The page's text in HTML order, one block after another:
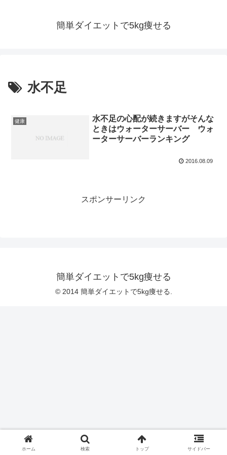
簡単ダイエットで5kg痩せる
水不足
健康
水不足の心配が続きますがそんな
ときはウォーターサーバー ウォ
ーターサーバーランキング
2016.08.09
スポンサーリンク
簡単ダイエットで5kg痩せる
© 2014 簡単ダイエットで5kg痩せる.
ホーム 検索 トップ サイドバー